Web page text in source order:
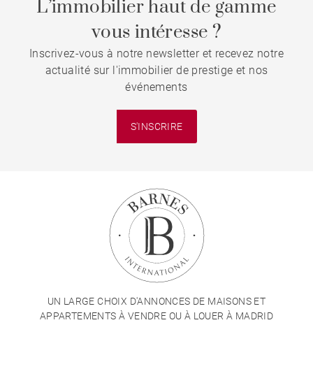
L’immobilier haut de gamme
vous intéresse ?
Inscrivez-vous à notre newsletter et recevez notre
actualité sur l'immobilier de prestige et nos
événements
S'INSCRIRE
UN LARGE CHOIX D'ANNONCES DE MAISONS ET
APPARTEMENTS À VENDRE OU À LOUER À MADRID